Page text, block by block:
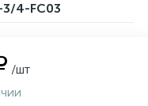
3/4-FC03
/шт